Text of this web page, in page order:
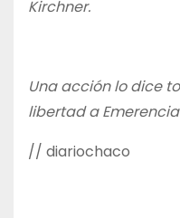
Kirchner.
Una acción lo dice
libertad a
// diariochaco